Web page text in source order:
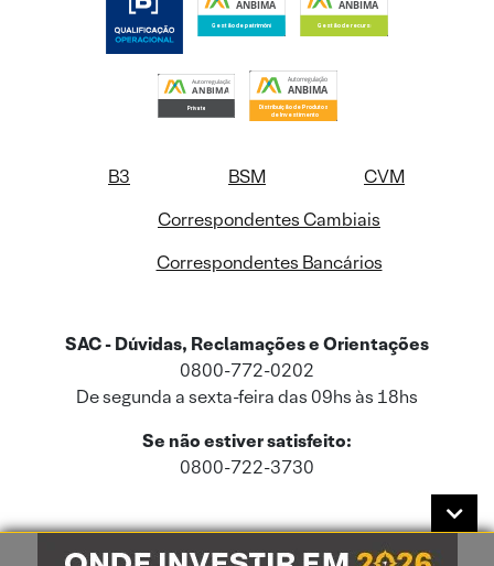
B3 BSM
CVM
Correspondentes Cambiais
Correspondentes Bancários
SAC - Dúvidas, Reclamações e Orientações
0800-772-0202
De segunda a sexta-feira das 09hs às 18hs
Se não estiver satisfeito:
0800-722-3730
Este site usa cookies e dados pessoais de acordo com a nossaPolítica de